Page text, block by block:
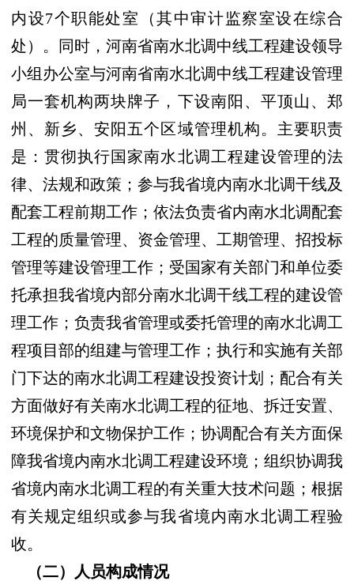
内设7个职能处室（其中审计监察室设在综合
处）。同时，河南省南水北调中线工程建设领导
小组办公室与河南省南水北调中线工程建设管理
局一套机构两块牌子，下设南阳、平顶山、郑
州、新乡、安阳五个区域管理机构。 主要职责
是：贯彻执行国家南水北调工程建设管理的法
律、法规和政策；参与我省境内南水北调干线及
配套工程前期工作；依法负责省内南水北调配套
工程的质量管理、资金管理、工期管理、招投标
管理等建设管理工作；受国家有关部门和单位委
托承担我省境内部分南水北调干线工程的建设管
理工作；负责我省管理或委托管理的南水北调工
程项目部的组建与管理工作；执行和实施有关部
门下达的南水北调工程建设投资计划；配合有关
方面做好有关南水北调工程的征地、拆迁安置、
环境保护和文物保护工作；协调配合有关方面保
障我省境内南水北调工程建设环境；组织协调我
省境内南水北调工程的有关重大技术问题；根据
有关规定组织或参与我省境内南水北调工程验
收。
（二）人员构成情况